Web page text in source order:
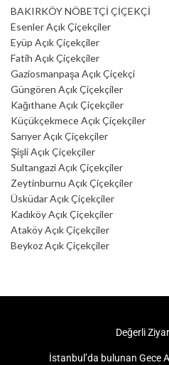
BAKIRKÖY NÖBETÇİ ÇİÇEKÇİ
Esenler Açık Çiçekçiler
Eyüp Açık Çiçekçiler
Fatih Açık Çiçekçiler
Gaziosmanpaşa Açık Çiçekçi
Güngören Açık Çiçekçiler
Kağıthane Açık Çiçekçiler
Küçükçekmece Açık Çiçekçiler
Sarıyer Açık Çiçekçiler
Şişli Açık Çiçekçiler
Sultangazi Açık Çiçekçiler
Zeytinburnu Açık Çiçekçiler
Üsküdar Açık Çiçekçiler
Kadıköy Açık Çiçekçiler
Ataköy Açık Çiçekçiler
Beykoz Açık Çiçekçiler
Değerli
İstanbul’da bulunan Gece